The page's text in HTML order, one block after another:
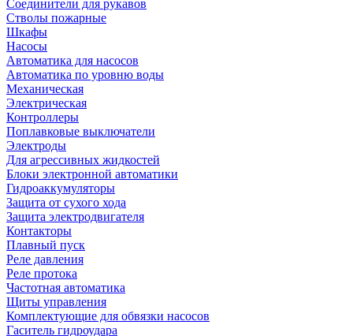
Соединители для рукавов
Стволы пожарные
Шкафы
Насосы
Автоматика для насосов
Автоматика по уровню воды
Механическая
Электрическая
Контроллеры
Поплавковые выключатели
Электроды
Для агрессивных жидкостей
Блоки электронной автоматики
Гидроаккумуляторы
Защита от сухого хода
Защита электродвигателя
Контакторы
Плавный пуск
Реле давления
Реле протока
Частотная автоматика
Щиты управления
Комплектующие для обвязки насосов
Гаситель гидроудара